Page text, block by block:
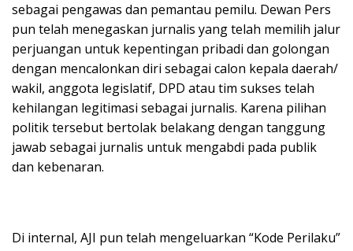
sebagai pengawas dan pemantau pemilu. Dewan Pers
pun telah menegaskan jurnalis yang telah memilih jalur
perjuangan untuk kepentingan pribadi dan golongan
dengan mencalonkan diri sebagai calon kepala daerah/
wakil, anggota legislatif, DPD atau tim sukses telah
kehilangan legitimasi sebagai jurnalis. Karena pilihan
politik tersebut bertolak belakang dengan tanggung
jawab sebagai jurnalis untuk mengabdi pada publik
dan kebenaran.
Di internal, AJI pun telah mengeluarkan “Kode Perilaku”